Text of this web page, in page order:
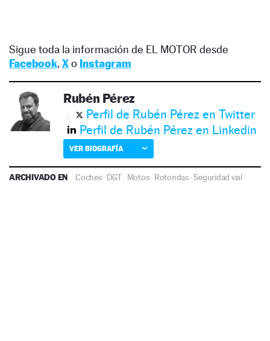
Sigue toda la información de EL MOTOR desde
Facebook, Xo Instagram
Rubén Pérez
Perfil de Rubén Pérez en Twitter
Perfil de Rubén Pérez en Linkedin
VER BIOGRAFÍA
ARCHIVADO EN Coches· DGT · Motos· Rotondas·Seguridad vial